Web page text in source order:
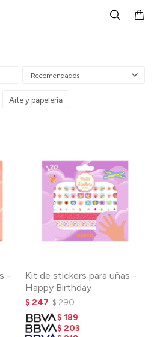
Recomendados
Arte y papelería
-
Kit de stickers para uñas -
Happy Birthday
$ 247 $290
$ 189
$ 203